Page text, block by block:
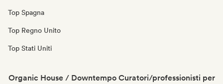
Top Spagna
Top Regno Unito
Top Stati Uniti
Organic House / Downtempo Curatori/professionisti per